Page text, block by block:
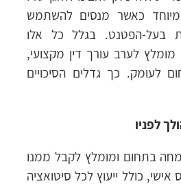
כאשר מנסים להשתמש
בעל-הפטנט. בגלל כל אלו
מומלץ לערב עורך דין מקצועי,
לעומק. כך גדלים הסיכויים
לפניו
בתחום ומומלץ לקבל ממנו
כולל ייעוץ לכל סיטואציה